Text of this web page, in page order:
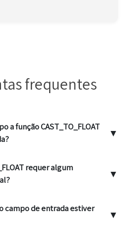
frequentes
a função CAST_TO_FLOAT
▼
requer algum
▼
campo de entrada estiver
▼